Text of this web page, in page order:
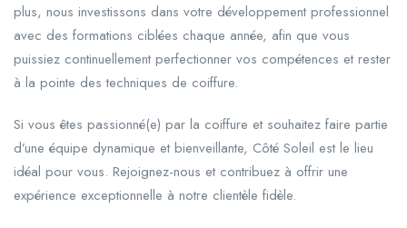
plus, nous investissons dans votre développement professionnel
avec des formations ciblées chaque année, afin que vous
puissiez continuellement perfectionner vos compétences et rester
à la pointe des techniques de coiffure.
Si vous êtes passionné(e) par la coiffure et souhaitez faire partie
d’une équipe dynamique et bienveillante, Côté Soleil est le lieu
idéal pour vous. Rejoignez-nous et contribuez à offrir une
expérience exceptionnelle à notre clientèle fidèle.